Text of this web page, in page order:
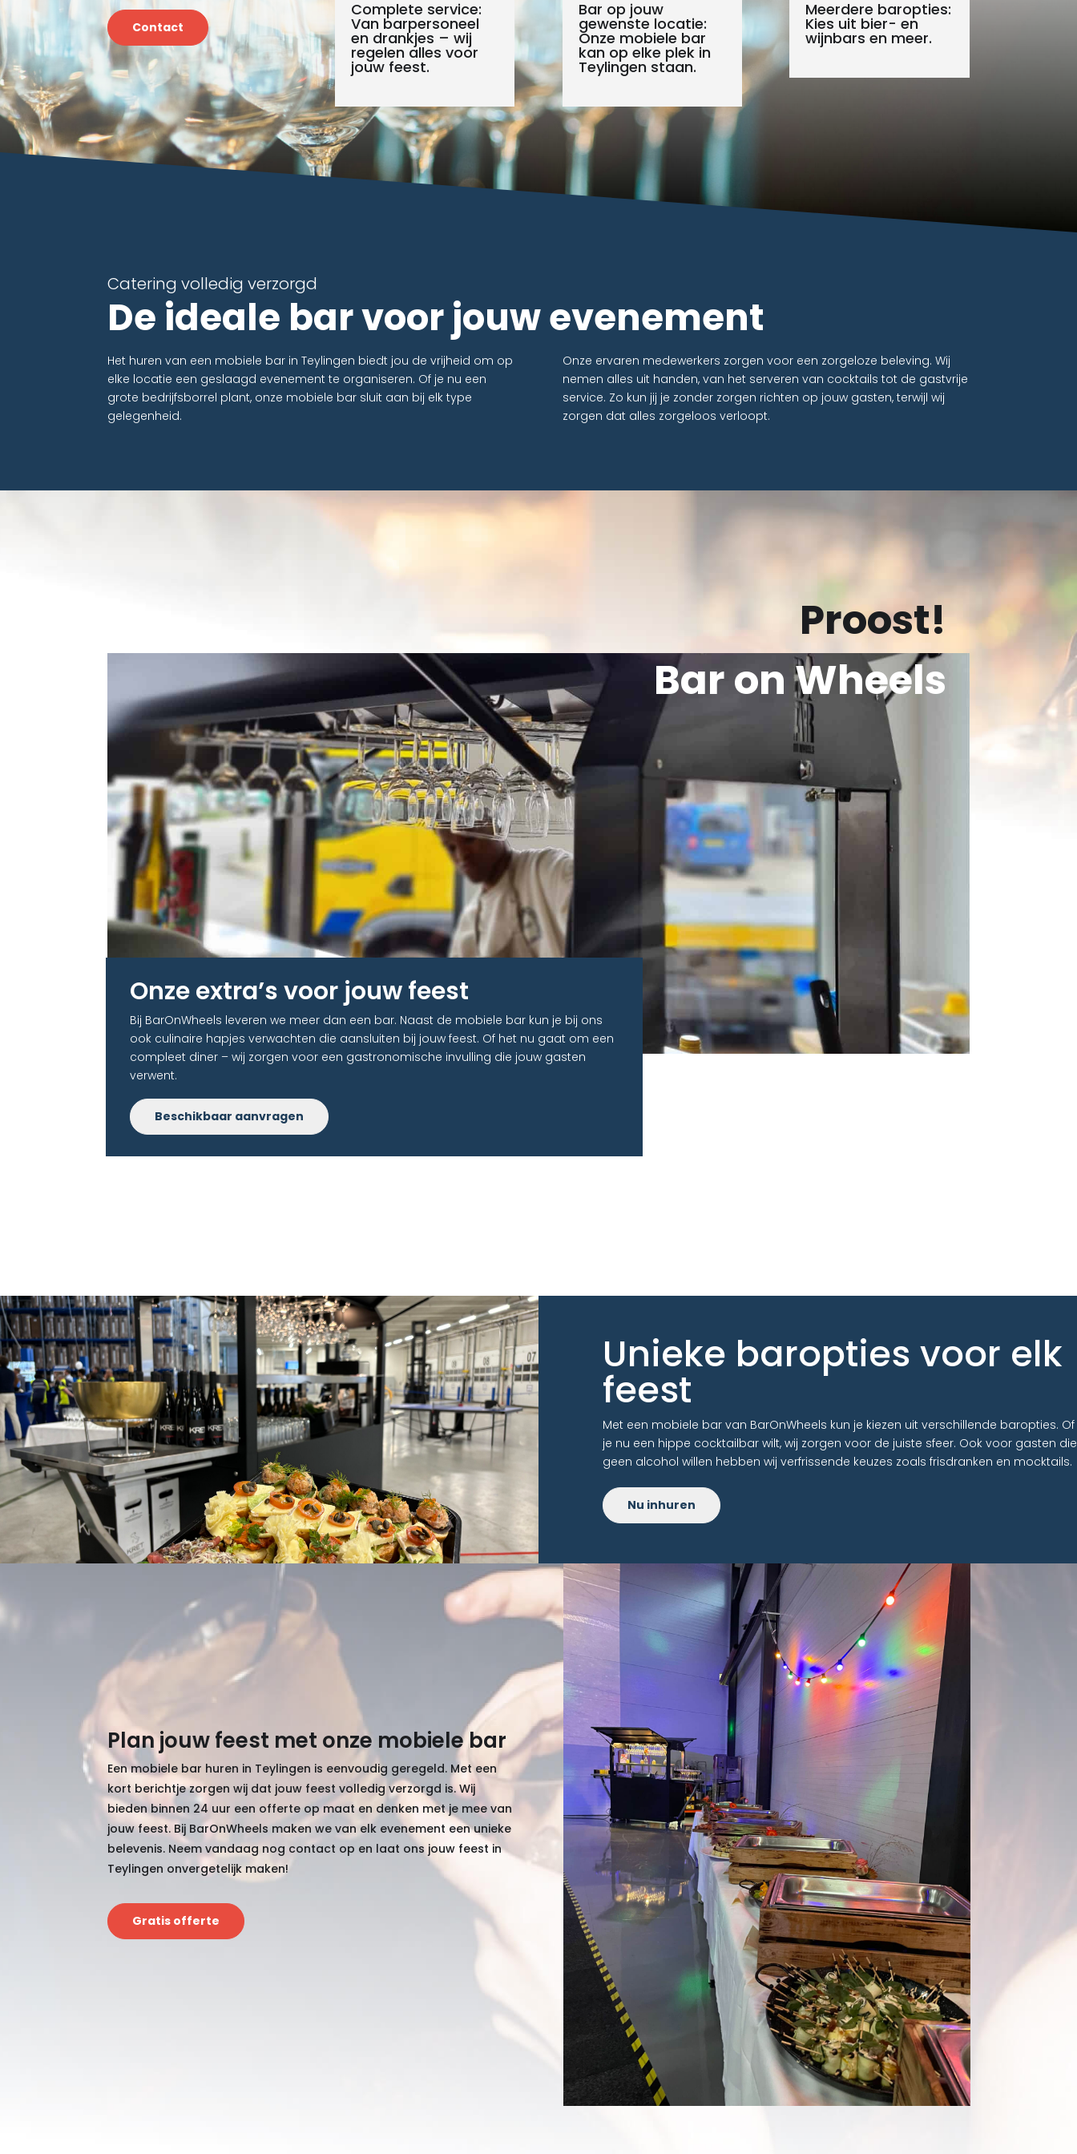
Contact
Complete service:
Van barpersoneel
en drankjes – wij
regelen alles voor
jouw feest.
Bar op jouw
gewenste locatie:
Onze mobiele bar
kan op elke plek in
Teylingen staan.
Meerdere baropties:
Kies uit bier- en
wijnbars en meer.
Catering volledig verzorgd
De ideale bar voor jouw evenement
Het huren van een mobiele bar in Teylingen biedt jou de vrijheid om op
elke locatie een geslaagd evenement te organiseren. Of je nu een
grote bedrijfsborrel plant, onze mobiele bar sluit aan bij elk type
gelegenheid.
Onze ervaren medewerkers zorgen voor een zorgeloze beleving. Wij
nemen alles uit handen, van het serveren van cocktails tot de gastvrije
service. Zo kun jij je zonder zorgen richten op jouw gasten, terwijl wij
zorgen dat alles zorgeloos verloopt.
Proost!
Bar on Wheels
Onze extra’s voor jouw feest
Bij BarOnWheels leveren we meer dan een bar. Naast de mobiele bar kun je bij ons
ook culinaire hapjes verwachten die aansluiten bij jouw feest. Of het nu gaat om een
compleet diner – wij zorgen voor een gastronomische invulling die jouw gasten
verwent.
Beschikbaar aanvragen
Unieke baropties voor elk
feest
Met een mobiele bar van BarOnWheels kun je kiezen uit verschillende baropties. Of
je nu een hippe cocktailbar wilt, wij zorgen voor de juiste sfeer. Ook voor gasten die
geen alcohol willen hebben wij verfrissende keuzes zoals frisdranken en mocktails.
Nu inhuren
Plan jouw feest met onze mobiele bar
Een mobiele bar huren in Teylingen is eenvoudig geregeld. Met een
kort berichtje zorgen wij dat jouw feest volledig verzorgd is. Wij
bieden binnen 24 uur een offerte op maat en denken met je mee van
jouw feest. Bij BarOnWheels maken we van elk evenement een unieke
belevenis. Neem vandaag nog contact op en laat ons jouw feest in
Teylingen onvergetelijk maken!
Gratis offerte